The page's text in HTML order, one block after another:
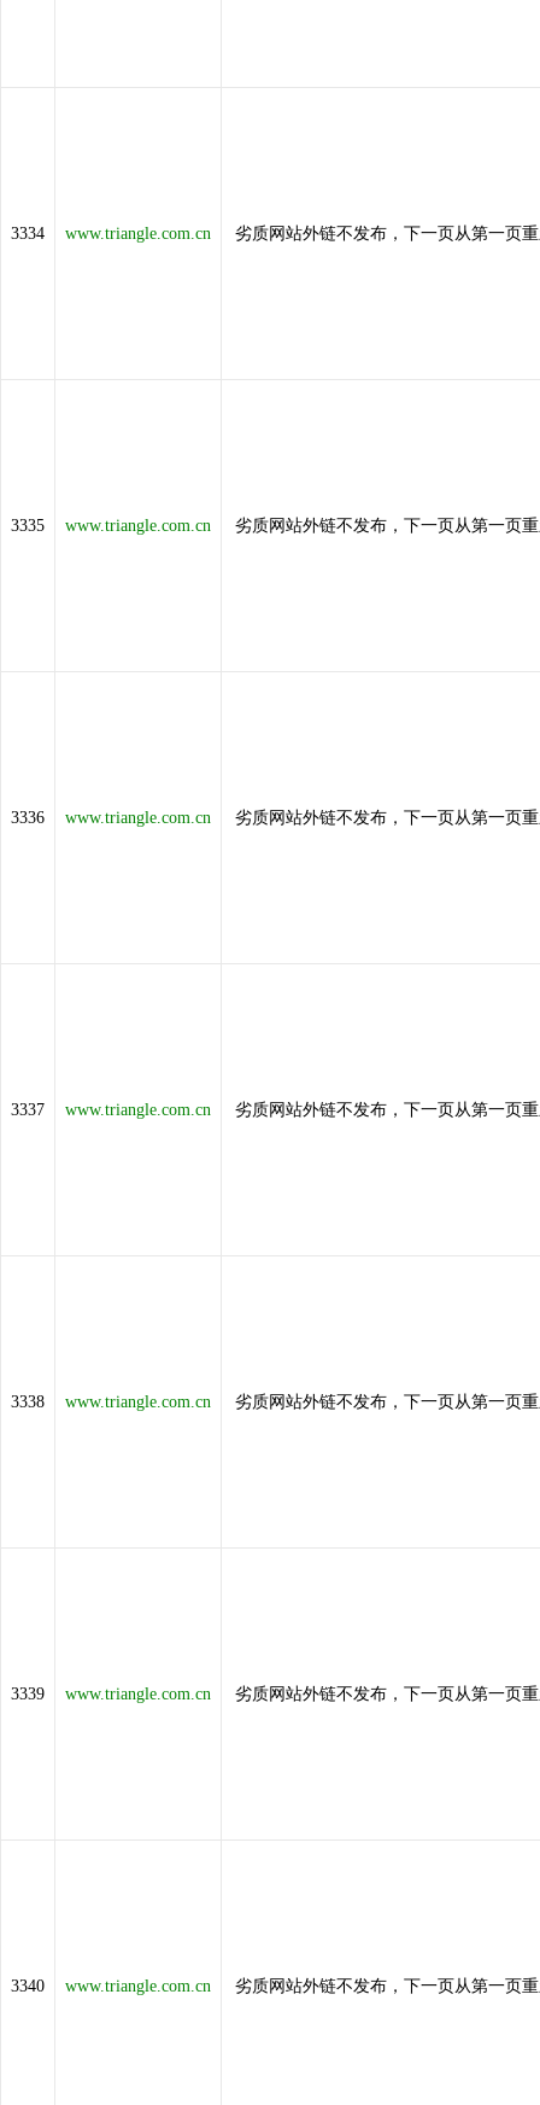
3334 www.triangle.com.cn 劣质网站外链不发布，下一页从第一页
3335 www.triangle.com.cn 劣质网站外链不发布，下一页从第一页
3336 www.triangle.com.cn 劣质网站外链不发布，下一页从第一页
3337 www.triangle.com.cn 劣质网站外链不发布，下一页从第一页
3338 www.triangle.com.cn 劣质网站外链不发布，下一页从第一页
3339 www.triangle.com.cn 劣质网站外链不发布，下一页从第一页
3340 www.triangle.com.cn 劣质网站外链不发布，下一页从第一页